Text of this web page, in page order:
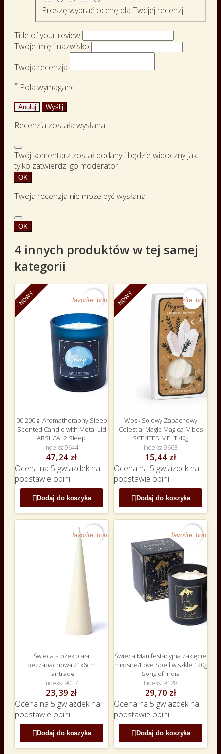
Proszę wybrać ocenę dla Twojej recenzji.
Title of your review
Twoje imię i nazwisko
Twoja recenzja
* Pola wymagane
Anuluj Wyślij
Recenzja została wysłana
Twój komentarz został dodany i będzie widoczny jak
tylko zatwierdzi go moderator.
OK
Twoja recenzja nie może być wysłana
OK
4 innych produktów w tej samej
kategorii
NOWY favorite_border
00 200 g. Aromatheraphy Sleep
Scented Candle with Metal Lid
ARSLCAL2 Sleep
Indeks 9644
47,24 zł
Ocena na 5 gwiazdek na
podstawie opinii
Dodaj do koszyka
NOWY favorite_border
Wosk Sojowy Zapachowy
Celestial Magic Magical Vibes
SCENTED MELT 40g
Indeks 9663
15,44 zł
Ocena na 5 gwiazdek na
podstawie opinii
Dodaj do koszyka
favorite_border
Świeca stożek biała
bezzapachowa 21x6cm
Fairtrade
Indeks 9037
23,39 zł
Ocena na 5 gwiazdek na
podstawie opinii
 Dodaj do koszyka
favorite_border
Świeca Manifestacyjna Zaklęcie
miłosne/Love Spell w szkle 120g
Song of India
Indeks 9128
29,70 zł
Ocena na 5 gwiazdek na
podstawie opinii
 Dodaj do koszyka